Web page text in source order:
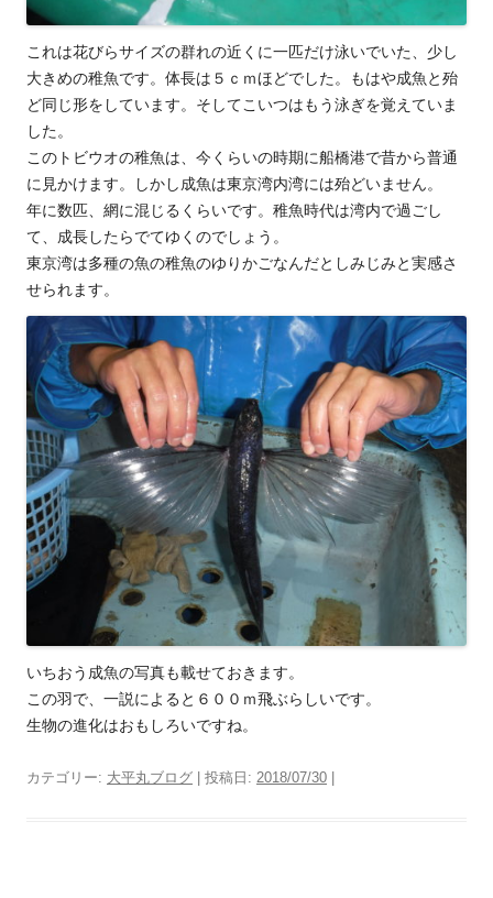
これは花びらサイズの群れの近くに一匹だけ泳いでいた、少し
大きめの稚魚です。体長は５ｃｍほどでした。もはや成魚と殆
ど同じ形をしています。そしてこいつはもう泳ぎを覚えていま
した。
このトビウオの稚魚は、今くらいの時期に船橋港で昔から普通
に見かけます。しかし成魚は東京湾内湾には殆どいません。
年に数匹、網に混じるくらいです。稚魚時代は湾内で過ごし
て、成長したらでてゆくのでしょう。
東京湾は多種の魚の稚魚のゆりかごなんだとしみじみと実感さ
せられます。
いちおう成魚の写真も載せておきます。
この羽で、一説によると６００ｍ飛ぶらしいです。
生物の進化はおもしろいですね。
カテゴリー: 大平丸ブログ | 投稿日: 2018/07/30